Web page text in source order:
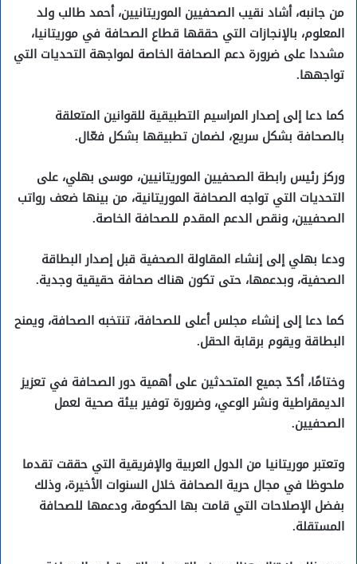
من جانبه، أشاد نقيب الصحفيين الموريتانيين، أحمد طالب ولد
المعلوم، بالإنجازات التي حققها قطاع الصحافة في موريتانيا،
مشددا على ضرورة دعم الصحافة الخاصة لمواجهة التحديات التي
تواجهها.
كما دعا إلى إصدار المراسيم التطبيقية للقوانين المتعلقة
بالصحافة بشكل سريع، لضمان تطبيقها بشكل فعّال.
وركز رئيس رابطة الصحفيين الموريتانيين، موسى بهلي، على
التحديات التي تواجه الصحافة الموريتانية، من بينها ضعف رواتب
الصحفيين، ونقص الدعم المقدم للصحافة الخاصة.
ودعا بهلي إلى إنشاء المقاولة الصحفية قبل إصدار البطاقة
الصحفية، وبدعمها، حتى تكون هناك صحافة حقيقية وجدية.
كما دعا إلى إنشاء مجلس أعلى للصحافة، تنتخبه الصحافة، ويمنح
البطاقة ويقوم برقابة الحقل.
وختامًا، أكدّ جميع المتحدثين على أهمية دور الصحافة في تعزيز
الديمقراطية ونشر الوعي، وضرورة توفير بيئة صحية لعمل
الصحفيين.
وتعتبر موريتانيا من الدول العربية والإفريقية التي حققت تقدما
ملحوظا في مجال حرية الصحافة خلال السنوات الأخيرة، وذلك
بفضل الإصلاحات التي قامت بها الحكومة، ودعمها للصحافة
المستقلة.